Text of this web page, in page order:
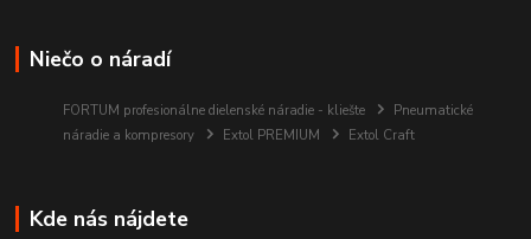
Niečo o náradí
FORTUM profesionálne dielenské náradie - kliešte
Pneumatické
náradie a kompresory
Extol PREMIUM Extol Craft
Kde nás nájdete